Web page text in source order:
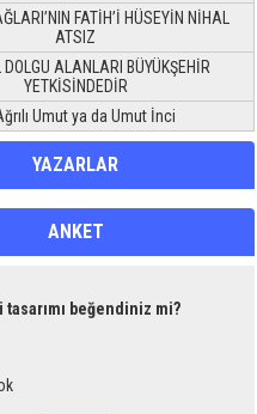
FATİH’İ HÜSEYİN NİHAL
ATSIZ
ALANLARI BÜYÜKŞEHİR
YETKİSİNDEDİR
Umut ya da Umut İnci
YAZARLAR
ANKET
tasarımı beğendiniz mi?